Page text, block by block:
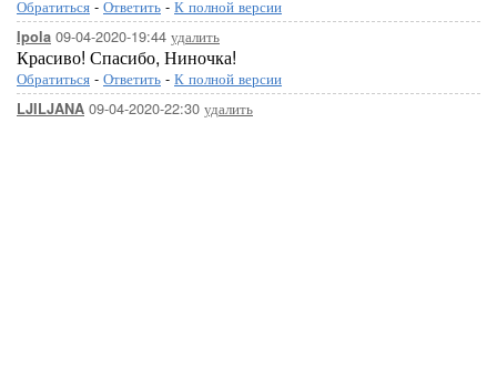
Обратиться - Ответить - К полной версии
Ipola 09-04-2020-19:44 удалить
Красиво! Спасибо, Ниночка!
Обратиться - Ответить - К полной версии
LJILJANA 09-04-2020-22:30 удалить